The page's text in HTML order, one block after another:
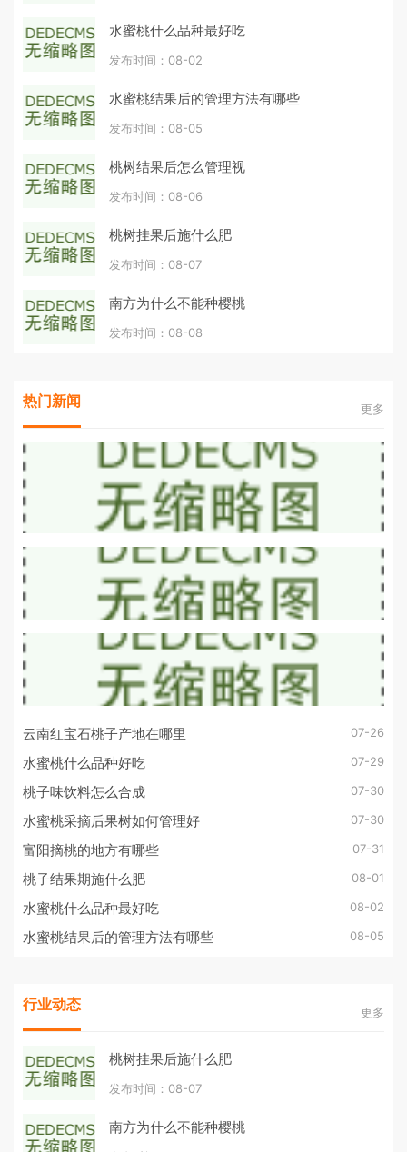
水蜜桃什么品种最好吃
发布时间：08-02
水蜜桃结果后的管理方法有哪些
发布时间：08-05
桃树结果后怎么管理视
发布时间：08-06
桃树挂果后施什么肥
发布时间：08-07
南方为什么不能种樱桃
发布时间：08-08
热门新闻 更多
云南红宝石桃子产地在哪里 07-26
水蜜桃什么品种好吃 07-29
桃子味饮料怎么合成 07-30
水蜜桃采摘后果树如何管理好 07-30
富阳摘桃的地方有哪些 07-31
桃子结果期施什么肥 08-01
水蜜桃什么品种最好吃 08-02
水蜜桃结果后的管理方法有哪些 08-05
行业动态 更多
桃树挂果后施什么肥
发布时间：08-07
南方为什么不能种樱桃